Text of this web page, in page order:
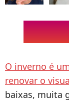
O inverno é
renovar o
baixas, muita